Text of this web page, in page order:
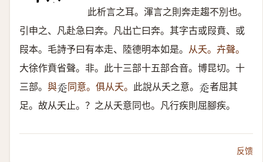
此析言之耳。渾言之則奔走趨不別也。
引申之、凡赴急曰奔。凡出亡曰奔。其字古或叚賁、或
叚本。毛詩予曰有本走、陸德明本如是。 从夭。卉聲。
大徐作賁省聲。非。此十三部十五部合音。博昆切。十
三部。 與𧺆 同意。俱从夭。 此說从夭之意。 𧺆 者屈其
足。故从夭止。？之从夭意同也。凡行疾則屈腳疾。
反馈